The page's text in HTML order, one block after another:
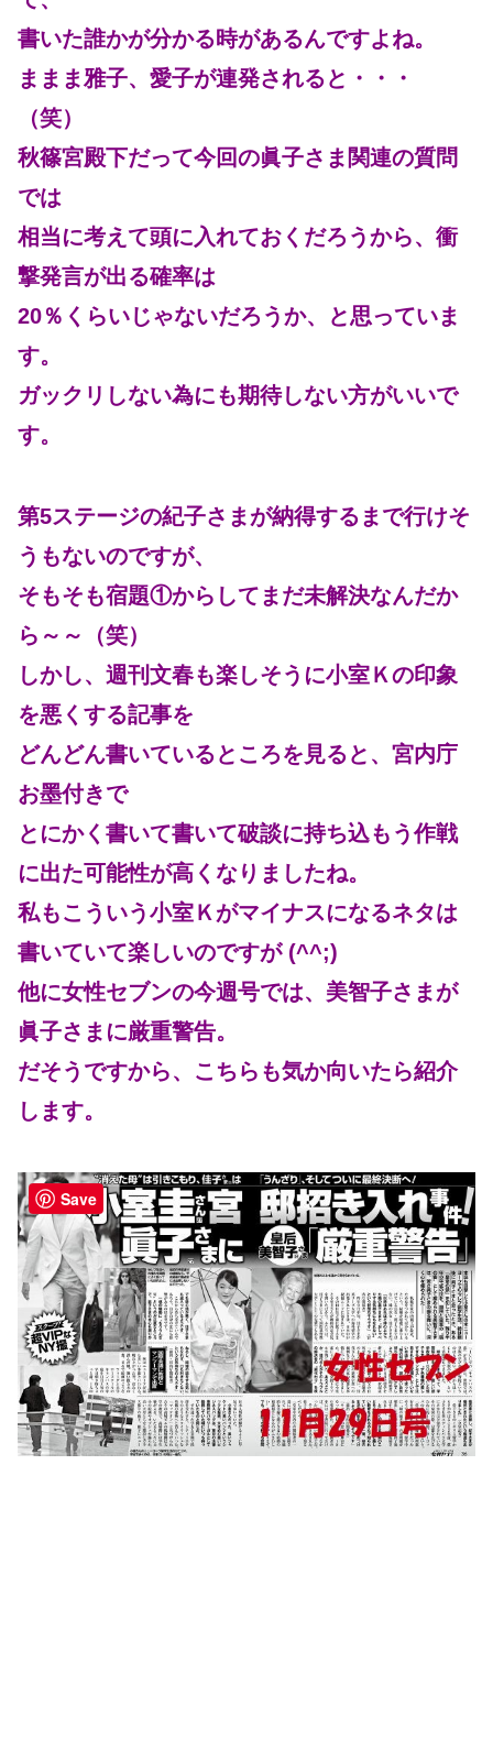
書いた誰かが分かる時があるんですよね。
ままま雅子、愛子が連発されると・・・
（笑）
秋篠宮殿下だって今回の眞子さま関連の質問
では
相当に考えて頭に入れておくだろうから、衝
撃発言が出る確率は
20％くらいじゃないだろうか、と思っていま
す。
ガックリしない為にも期待しない方がいいで
す。
第5ステージの紀子さまが納得するまで行けそ
うもないのですが、
そもそも宿題①からしてまだ未解決なんだか
ら～～（笑）
しかし、週刊文春も楽しそうに小室Ｋの印象
を悪くする記事を
どんどん書いているところを見ると、宮内庁
お墨付きで
とにかく書いて書いて破談に持ち込もう作戦
に出た可能性が高くなりましたね。
私もこういう小室Ｋがマイナスになるネタは
書いていて楽しいのですが (^^;)
他に女性セブンの今週号では、美智子さまが
眞子さまに厳重警告。
だそうですから、こちらも気か向いたら紹介
します。
Save